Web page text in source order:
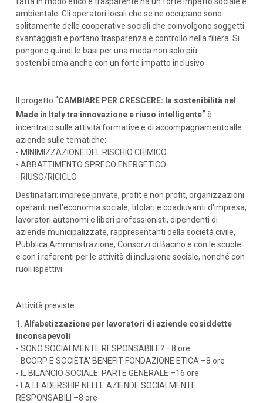
ambientale. Gli operatori locali che se ne occupano sono
solitamente delle cooperative sociali che coinvolgono soggetti
svantaggiati e portano trasparenza e controllo nella filiera. Si
pongono quindi le basi per una moda non solo più
sostenibilema anche con un forte impatto inclusivo
Il progetto “CAMBIARE PER CRESCERE: la sostenibilità nel
Made in Italy tra innovazione e riuso intelligente” è
incentrato sulle attività formative e di accompagnamentoalle
aziende sulle tematiche:
- MINIMIZZAZIONE DEL RISCHIO CHIMICO
- ABBATTIMENTO SPRECO ENERGETICO
- RIUSO/RICICLO
Destinatari: imprese private, profit e non profit, organizzazioni
operanti nell'economia sociale, titolari e coadiuvanti d'impresa,
lavoratori autonomi e liberi professionisti, dipendenti di
aziende municipalizzate, rappresentanti della società civile,
Pubblica Amministrazione, Consorzi di Bacino e con le scuole
e con i referenti per le attività di inclusione sociale, nonché con
ruoli ispettivi.
Attività previste
1. Alfabetizzazione per lavoratori di aziende cosiddette
inconsapevoli
- SONO SOCIALMENTE RESPONSABILE? –8 ore
- BCORP E SOCIETA' BENEFIT-FONDAZIONE ETICA –8 ore
- IL BILANCIO SOCIALE: PARTE GENERALE –16 ore
- LA LEADERSHIP NELLE AZIENDE SOCIALMENTE
RESPONSABILI –8 ore